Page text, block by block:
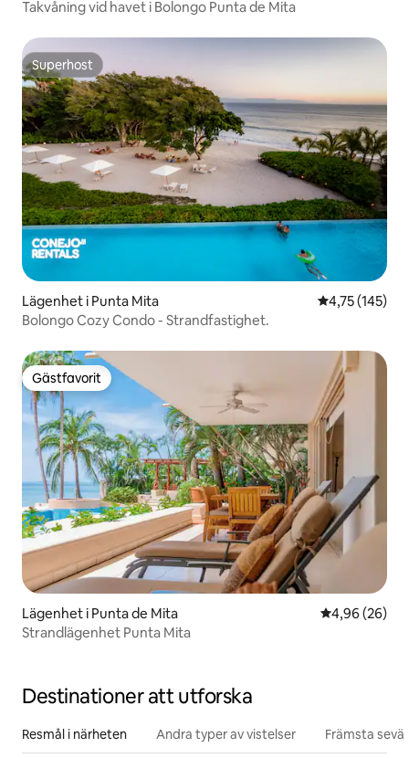
Takvåning vid havet i Bolongo Punta de Mita
Superhost
Superhost
Lägenhet i Punta Mita 4,75 av 5 i
4,75 (145)
Bolongo Cozy Condo - Strandfastighet.
Gästfavorit
Gästfavorit
Lägenhet i Punta de Mita 4,96 av 5 i
4,96 (26)
Strandlägenhet Punta Mita
Destinationer att utforska
Resmål i närheten Andra typer av vistelser Främsta